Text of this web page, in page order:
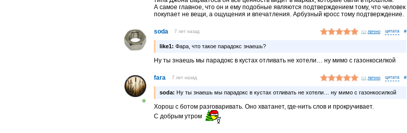
А самое главное, что он и ему подобные являются подтверждением тому, что человек
покупает не вещи, а ощущения и впечатления. Арбузный кросс тому подтверждение.
soda 7 лет назад лично #
like1: Фара, что такое парадокс знаешь?
Ну ты знаешь мы парадокс в кустах отливать не хотели… ну мимо с газонкосилкой
fara 7 лет назад лично #
soda: Ну ты знаешь мы парадокс в кустах отливать не хотели… ну мимо с газонкосилкой
Хорош с ботом разговаривать. Оно хватанет, где-нить слов и прокручивает.
С добрым утром